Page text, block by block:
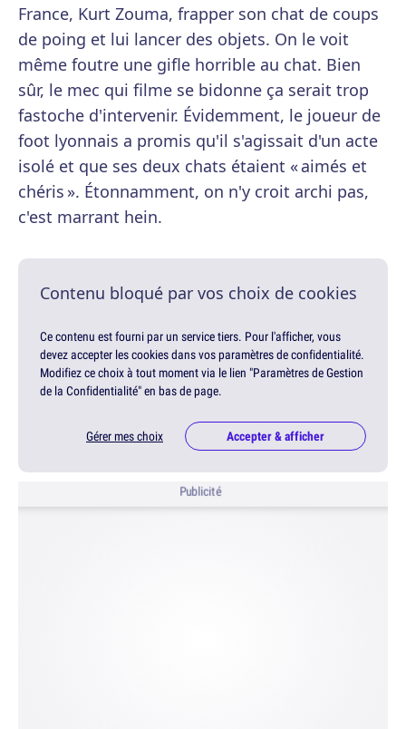
France, Kurt Zouma, frapper son chat de coups
de poing et lui lancer des objets. On le voit
même foutre une gifle horrible au chat. Bien
sûr, le mec qui filme se bidonne ça serait trop
fastoche d'intervenir. Évidemment, le joueur de
foot lyonnais a promis qu'il s'agissait d'un acte
isolé et que ses deux chats étaient « aimés et
chéris ». Étonnamment, on n'y croit archi pas,
c'est marrant hein.
Contenu bloqué par vos choix de cookies
Ce contenu est fourni par un service tiers. Pour l'afficher, vous
devez accepter les cookies dans vos paramètres de confidentialité.
Modifiez ce choix à tout moment via le lien "Paramètres de Gestion
de la Confidentialité" en bas de page.
Gérer mes choix Accepter & afficher
Publicité